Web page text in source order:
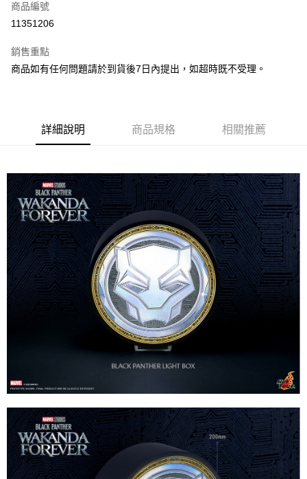
LINE Pay
街口支付
全盈+PAY
相關說明
【大哥付你分期使用說明】
1.本服務由台灣大哥大提供，台灣大哥大用戶可立即使用無須另外申請。
2.付款方式選擇「大哥付你分期」，訂單成立後會自動跳轉到大哥付的交易
流程，驗證手機門號後，選擇欲分期的期數、繳款截止日，確認付款後即完
成交易。
3.實際核准額度、可分期數及費用金額請依後續交易確認頁面所載為準。
4.訂單成立30分鐘內，如未前往確認交易或遇審核未通過，訂單將自動取
消。如遇「轉專審核」未通過狀況，表示未達大哥付你分期系統評分，恕無
1.分期款項不併入電信帳單，「大哥付你分期」於每月結算日後寄送繳費提
2.透過簡訊連結打開帳單後，可選擇「超商條碼／台灣大直營門市／銀行轉
【注意事項】
用戶於交易時，得透過本服務購買商品或服務，並由商店將買賣／分期付款
買賣價金債權讓與本公司後，依約使用本公司帳單繳交帳款。
2.基於同意付款使用「大哥付你分期」之契約關係目的，商店將以您的個人
資料（包含姓名、電話或地址）提供予台灣大哥大進項蒐集、處理及利用，
由本公司與您本人進行分期帳單所需資料之確認、核對及更正。
3.完整用戶服務條款，請詳閱以下連結：https://oppay.tw/userRule
AFTEE先享後付
相關說明
【關於「AFTEE先享後付」】
AFTEE先享後付是「在收到商品之後才付款」的支付方式。 讓您購物簡單
便利好安心！
１．簡單：不需註冊會員、不需綁卡、不需儲值。
２．便利：只要手機號碼，簡訊認證，即可結帳。
３．安心：先確認商品／服務後，再付款。
【「AFTEE先享後付」結帳流程】
１．於結帳方式選擇「AFTEE先享後付」後，將跳轉至「AFTEE先享後付」
結帳頁面，進行簡訊認證並確認金額後，即可完成結帳。
２．訂單成立數日內，您將收到繳費通知簡訊。
３．收到繳費通知簡訊後14天內，點擊此簡訊中的連結，可透過四大超商／
ATM／網路銀行／等多元方式進行付款，方視為交易完成。
購買商品的店家。未經商家同意取消之訂單仍視為有效，需透過AFTEE先享
後付繳納相關費用。
※ 交易是否成功請以「AFTEE先享後付 」之結帳頁面顯示為準，若有關於
是否繳費成功／繳費後需取消欲退款等相關疑問，請聯繫「AFTEE先享後付
客戶支援中心」
https://netprotections.freshdesk.com/support/home
ATM付款
運送方式
每筆NT$120，滿NT$1,200(含以上)免運費
商品編號
11351206
銷售重點
商品如有任何問題請於到貨後7日內提出，如超時既不受理。
詳細說明 商品規格 相關推薦